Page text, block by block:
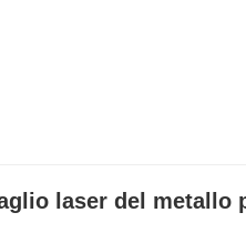
laser del metallo